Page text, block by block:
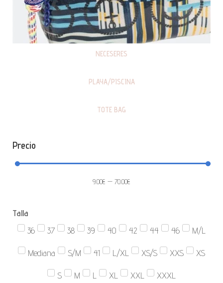
NECESERES
PLAYA/PISCINA
TOTE BAG
Precio
9.00€ — 70.00€
Talla
36
37 38 39 40 42 44 46 M/L
Mediana S/M 41 L/XL XS/S XXS XS
S M L XL XXL XXXL